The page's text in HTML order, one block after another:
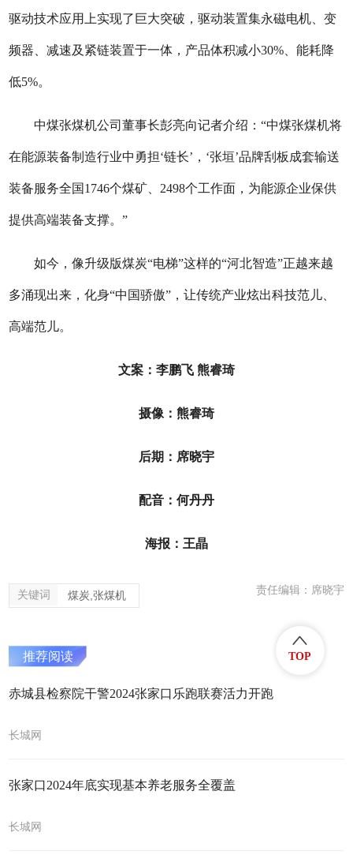
驱动技术应用上实现了巨大突破，驱动装置集永磁电机、变
频器、减速及紧链装置于一体，产品体积减小30%、能耗降
低5%。
中煤张煤机公司董事长彭亮向记者介绍：“中煤张煤机将
在能源装备制造行业中勇担‘链长’，‘张垣’品牌刮板成套输送
装备服务全国1746个煤矿、2498个工作面，为能源企业保供
提供高端装备支撑。”
如今，像升级版煤炭“电梯”这样的“河北智造”正越来越
多涌现出来，化身“中国骄傲”，让传统产业炫出科技范儿、
高端范儿。
文案：李鹏飞 熊睿琦
摄像： 熊睿琦
后期：席晓宇
配音：何丹丹
海报：王晶
关键词 煤炭,张煤机 责任编辑：席晓宇
推荐阅读
赤城县检察院干警2024张家口乐跑联赛活力开跑
长城网
张家口2024年底实现基本养老服务全覆盖
长城网
TOP